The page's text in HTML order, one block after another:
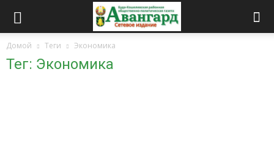
Домой Теги Экономика
Тег: Экономика